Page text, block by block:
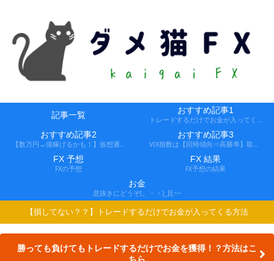
記事一覧 おすすめ記事1
おすすめ記事2 おすすめ記事3
FX 予想
FXの予想
FX 結果
FX予想の結果
お金
息抜きにどうぞ(。・・)_且~~
【損してない？？】トレードするだけでお金が入ってくる方法
勝っても負けてもトレードするだけでお金を獲得！？方法はこ